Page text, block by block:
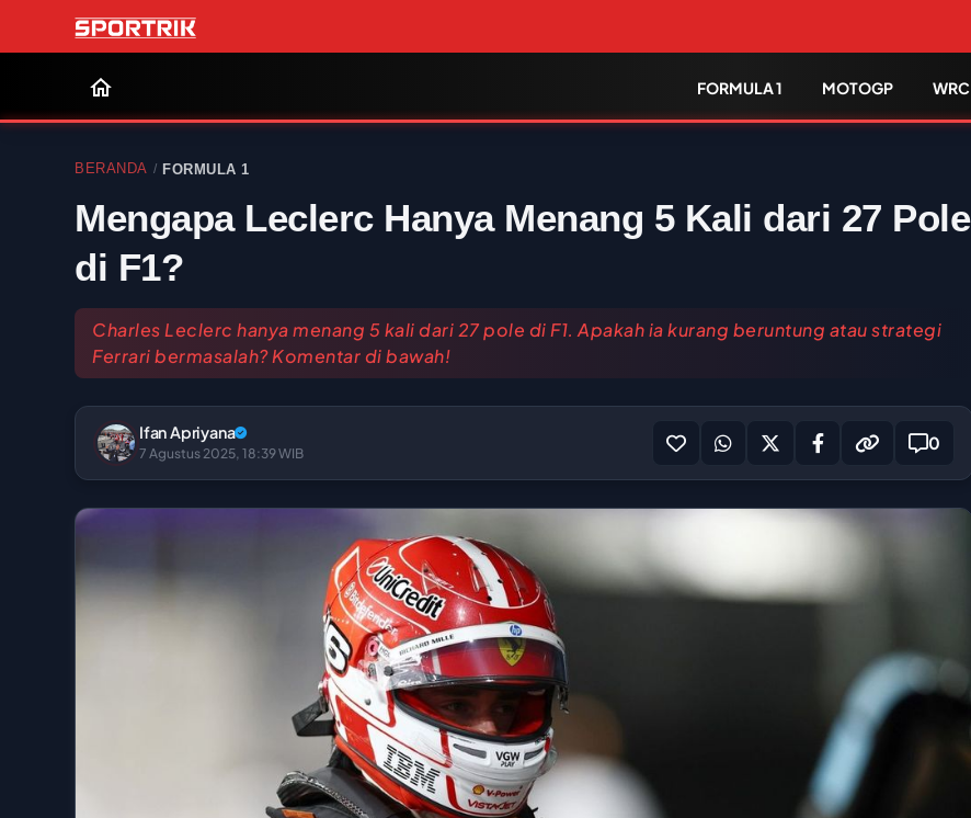
FORMULA 1 MOTOGP WRC
BERANDA / FORMULA 1
Mengapa Leclerc Hanya Menang 5 Kali dari 27 Pole
di F1?
Charles Leclerc hanya menang 5 kali dari 27 pole di F1. Apakah ia kurang beruntung atau strategi
Ferrari bermasalah? Komentar di bawah!
Ifan Apriyana
7 Agustus 2025, 18:39 WIB 0